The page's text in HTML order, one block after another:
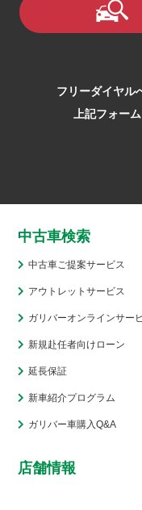
フリーダイヤル
上記フォー
中古車検索
中古車ご提案サービス
アウトレットサービス
ガリバーオンラインサー
新規赴任者向けローン
延長保証
新車紹介プログラム
ガリバー車購入Q&A
店舗情報